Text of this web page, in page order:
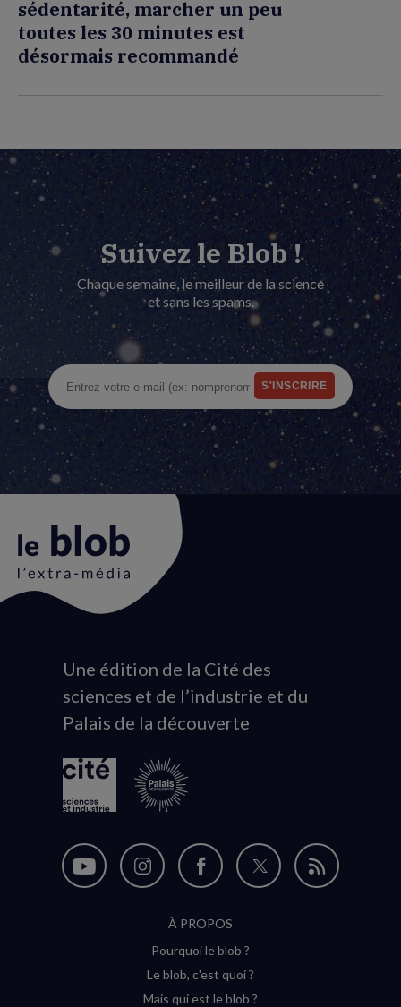
sédentarité, marcher un peu
toutes les 30 minutes est
désormais recommandé
Suivez le Blob !
Chaque semaine, le meilleur de la science
et sans les spams.
Animation
du
logo
Une édition de la Cité des
sciences et de l’industrie et du
Palais de la découverte
Nous
Nous
Instagram
(nouvelle
Nous
sur
Facebook
(nouvelle
Nous
Flux
À PROPOS
Pourquoi le blob ?
Le blob, c'est quoi ?
Mais qui est le blob ?